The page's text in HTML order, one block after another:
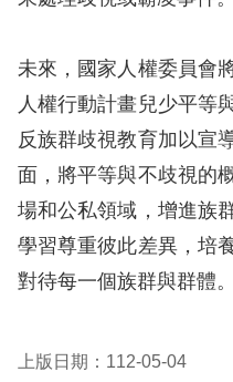
權
料
庫
無
礙
快
捷
請
未來，國家人權委員會
人權行動計畫兒少平等
反族群歧視教育加以宣
面，將平等與不歧視的
場和公私領域，增進族
學習尊重彼此差異，培
對待每一個族群與群體。
上版日期：112-05-04